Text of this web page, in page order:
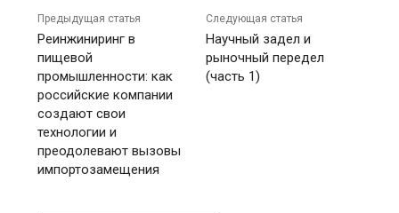
Предыдущая статья
Реинжиниринг в
пищевой
промышленности: как
российские компании
создают свои
технологии и
преодолевают вызовы
импортозамещения
Следующая статья
Научный задел и
рыночный передел
(часть 1)